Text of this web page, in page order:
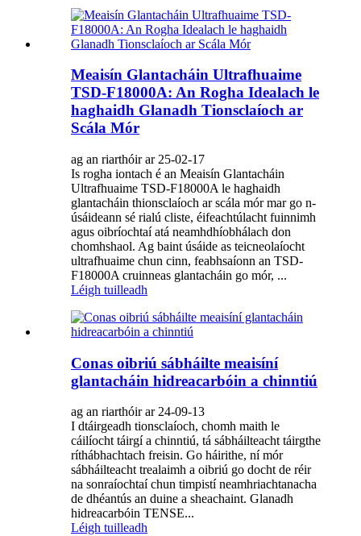
Meaisín Glantacháin Ultrafhuaime
TSD-F18000A: An Rogha Idealach le
haghaidh Glanadh Tionsclaíoch ar
Scála Mór
ag an riarthóir ar 25-02-17
Is rogha iontach é an Meaisín Glantacháin
Ultrafhuaime TSD-F18000A le haghaidh
glantacháin thionsclaíoch ar scála mór mar go n-
úsáideann sé rialú cliste, éifeachtúlacht fuinnimh
agus oibríochtaí atá neamhdhíobhálach don
chomhshaol. Ag baint úsáide as teicneolaíocht
ultrafhuaime chun cinn, feabhsaíonn an TSD-
F18000A cruinneas glantacháin go mór, ...
Léigh tuilleadh
Conas oibriú sábháilte meaisíní
glantacháin hidreacarbóin a chinntiú
ag an riarthóir ar 24-09-13
I dtáirgeadh tionsclaíoch, chomh maith le
cáilíocht táirgí a chinntiú, tá sábháilteacht táirgthe
ríthábhachtach freisin. Go háirithe, ní mór
sábháilteacht trealaimh a oibriú go docht de réir
na sonraíochtaí chun timpistí neamhriachtanacha
de dhéantús an duine a sheachaint. Glanadh
hidreacarbóin TENSE...
Léigh tuilleadh